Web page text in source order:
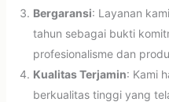
Bergaransi: Layanan
tahun sebagai bukti
profesionalisme dan
Kualitas Terjamin: Kami
berkualitas tinggi yang